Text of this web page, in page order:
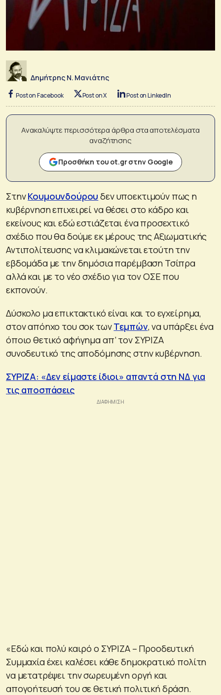
Δημήτρης Ν. Μανιάτης
Post on Facebook Post on X Post on LinkedIn
Ανακαλύψτε περισσότερα άρθρα στα αποτελέσματα
αναζήτησης
Προσθήκη του ot.gr στην Google
ΣτηνΚουμουνδούρου δεν υποεκτιμούν πως η
κυβέρνηση επιχειρεί να θέσει στο κάδρο και
εκείνους και εδώ εστιάζεται ένα προσεχτικό
σχέδιο που θα δούμε εκ μέρους της Αξιωματικής
Αντιπολίτευσης να κλιμακώνεται ετούτη την
εβδομάδα με την δημόσια παρέμβαση Τσίπρα
αλλά και με το νέο σχέδιο για τον ΟΣΕ που
εκπονούν.
Δύσκολο μα επικτακτικό είναι και το εγχείρημα,
στον απόηχο του σοκ τωνΤεμπών, να υπάρξει ένα
όποιο θετικό αφήγημα απ’ τον ΣΥΡΙΖΑ
συνοδευτικό της αποδόμησης στην κυβέρνηση.
ΣΥΡΙΖΑ: «Δεν είμαστε ίδιοι» απαντά στη ΝΔ για
τις αποσπάσεις
«Εδώ και πολύ καιρό ο ΣΥΡΙΖΑ – Προοδευτική
Συμμαχία έχει καλέσει κάθε δημοκρατικό πολίτη
να μετατρέψει την σωρευμένη οργή και
απογοήτευσή του σε θετική πολιτική δράση.